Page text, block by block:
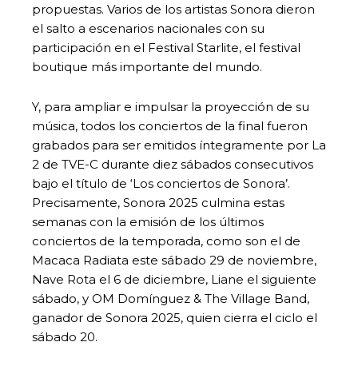
propuestas. Varios de los artistas Sonora dieron
el salto a escenarios nacionales con su
participación en el Festival Starlite, el festival
boutique más importante del mundo.
Y, para ampliar e impulsar la proyección de su
música, todos los conciertos de la final fueron
grabados para ser emitidos íntegramente por La
2 de TVE-C durante diez sábados consecutivos
bajo el título de ‘Los conciertos de Sonora’.
Precisamente, Sonora 2025 culmina estas
semanas con la emisión de los últimos
conciertos de la temporada, como son el de
Macaca Radiata este sábado 29 de noviembre,
Nave Rota el 6 de diciembre, Liane el siguiente
sábado, y OM Domínguez & The Village Band,
ganador de Sonora 2025, quien cierra el ciclo el
sábado 20.